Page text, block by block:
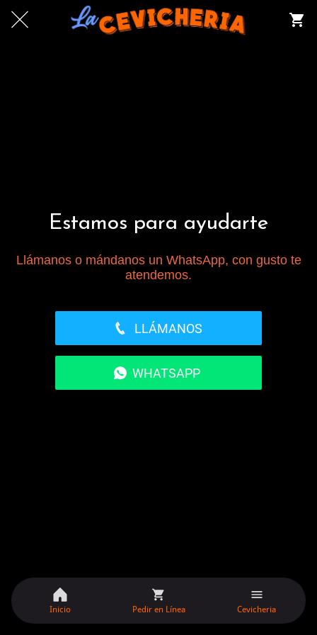
Estamos para ayudarte
Llámanos o mándanos un WhatsApp, con gusto te
atendemos.
LLÁMANOS
WHATSAPP
Inicio Pedir en Línea Cevicheria